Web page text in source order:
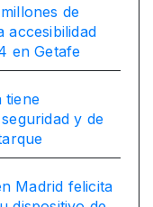
de
accesibilidad
en Getafe
tiene
y de
Madrid felicita